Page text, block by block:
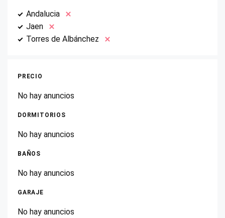
Andalucia
Jaen
Torres de Albánchez
PRECIO
No hay anuncios
DORMITORIOS
No hay anuncios
BAÑOS
No hay anuncios
GARAJE
No hay anuncios